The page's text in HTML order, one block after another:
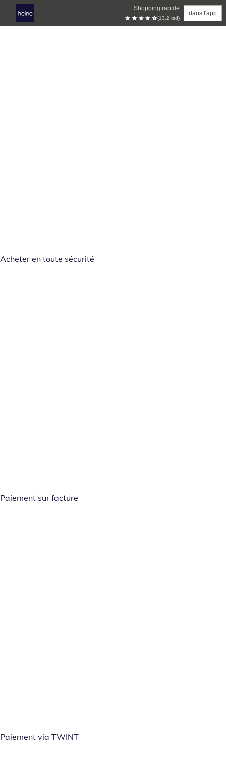
Shopping rapide
(13.2 tsd)
dans l'app
Acheter en toute sécurité
Paiement sur facture
Paiement via TWINT